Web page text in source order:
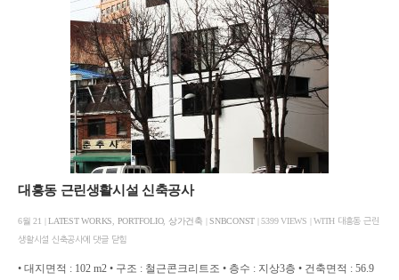
대흥동 근린생활시설 신축공사
6월 21 | LATEST WORKS PORTFOLIO, 상가건축 SNBCONST | 5399 VIEWS | WITH 대흥동 근린
생활시설 신축공사에 댓글 닫힘
• 대지면적 : 102 m2 • 구조 : 철근콘크리트조 • 층수 : 지상3층 • 건축면적 : 56.9